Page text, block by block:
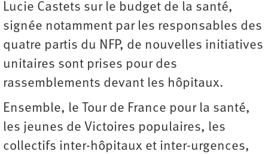
Lucie Castets sur le budget de la santé,
signée notamment par les responsables des
quatre partis du NFP, de nouvelles initiatives
unitaires sont prises pour des
rassemblements devant les hôpitaux.
Ensemble, le Tour de France pour la santé,
les jeunes de Victoires populaires, les
collectifs inter-hôpitaux et inter-­urgences,